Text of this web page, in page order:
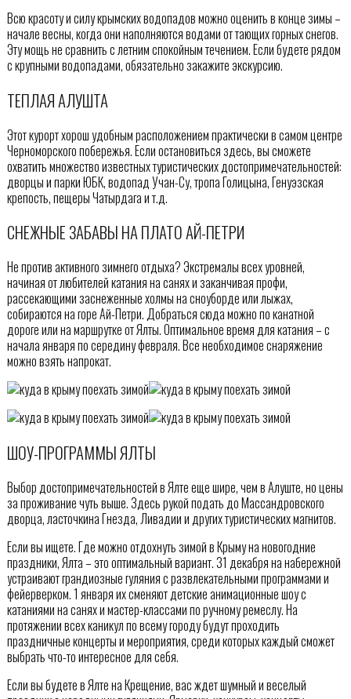
Всю красоту и силу крымских водопадов можно оценить в конце зимы –
начале весны, когда они наполняются водами от тающих горных снегов.
Эту мощь не сравнить с летним спокойным течением. Если будете рядом
с крупными водопадами, обязательно закажите экскурсию.
ТЕПЛАЯ АЛУШТА
Этот курорт хорош удобным расположением практически в самом центре
Черноморского побережья. Если остановиться здесь, вы сможете
охватить множество известных туристических достопримечательностей:
дворцы и парки ЮБК, водопад Учан-Су, тропа Голицына, Генуэзская
крепость, пещеры Чатырдага и т.д.
СНЕЖНЫЕ ЗАБАВЫ НА ПЛАТО АЙ-ПЕТРИ
Не против активного зимнего отдыха? Экстремалы всех уровней,
начиная от любителей катания на санях и заканчивая профи,
рассекающими заснеженные холмы на сноуборде или лыжах,
собираются на горе Ай-Петри. Добраться сюда можно по канатной
дороге или на маршрутке от Ялты. Оптимальное время для катания – с
начала января по середину февраля. Все необходимое снаряжение
можно взять напрокат.
ШОУ-ПРОГРАММЫ ЯЛТЫ
Выбор достопримечательностей в Ялте еще шире, чем в Алуште, но цены
за проживание чуть выше. Здесь рукой подать до Массандровского
дворца, ласточкина Гнезда, Ливадии и других туристических магнитов.
Если вы ищете. Где можно отдохнуть зимой в Крыму на новогодние
праздники, Ялта – это оптимальный вариант. 31 декабря на набережной
устраивают грандиозные гуляния с развлекательными программами и
фейерверком. 1 января их сменяют детские анимационные шоу с
катаниями на санях и мастер-классами по ручному ремеслу. На
протяжении всех каникул по всему городу будут проходить
праздничные концерты и мероприятия, среди которых каждый сможет
выбрать что-то интересное для себя.
Если вы будете в Ялте на Крещение, вас ждет шумный и веселый